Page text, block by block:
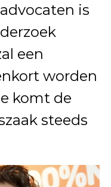
is
een
worden
komt de
steeds